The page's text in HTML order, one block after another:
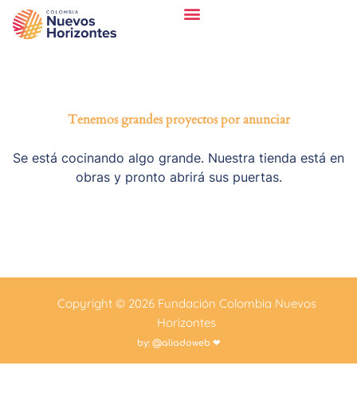
Tenemos grandes proyectos por anunciar
Se está cocinando algo grande. Nuestra tienda está en
obras y pronto abrirá sus puertas.
Copyright © 2026 Fundación Colombia Nuevos
Horizontes
by: @aliadoweb ❤